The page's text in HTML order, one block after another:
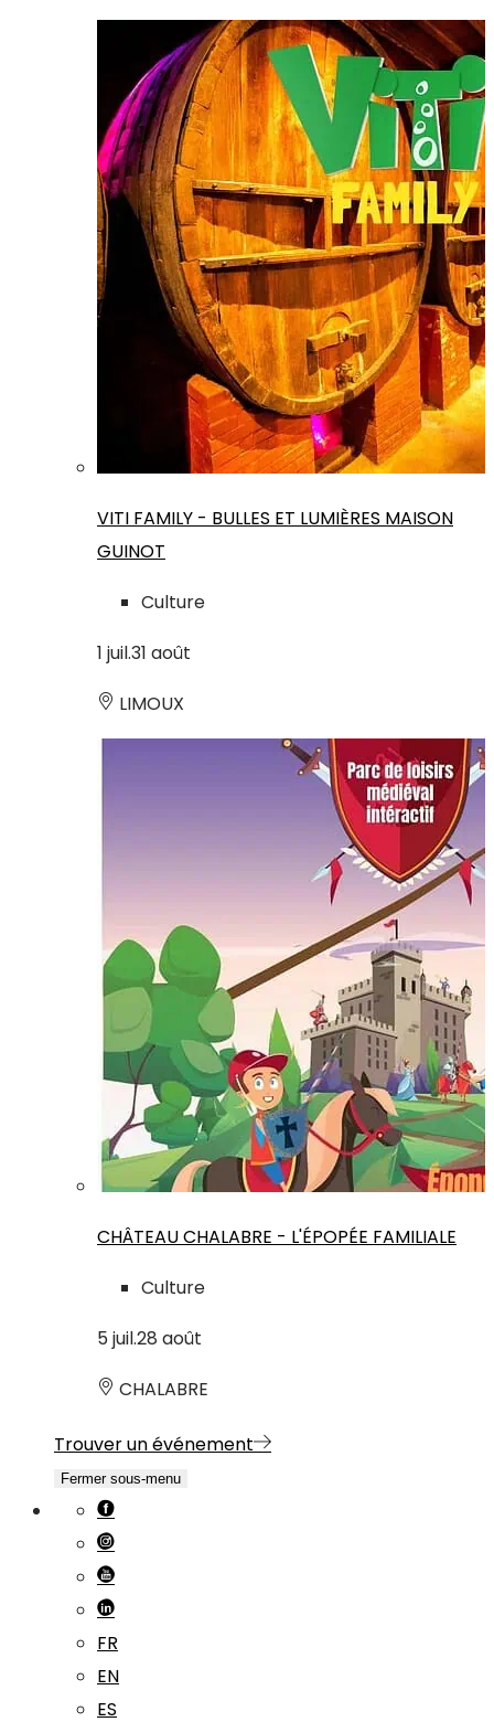
VITI FAMILY - BULLES ET LUMIÈRES MAISON
GUINOT
Culture
1 juil.31 août
LIMOUX
CHÂTEAU CHALABRE - L'ÉPOPÉE FAMILIALE
Culture
5 juil.28 août
CHALABRE
Trouver un événement
Fermer sous-menu
FR
EN
ES